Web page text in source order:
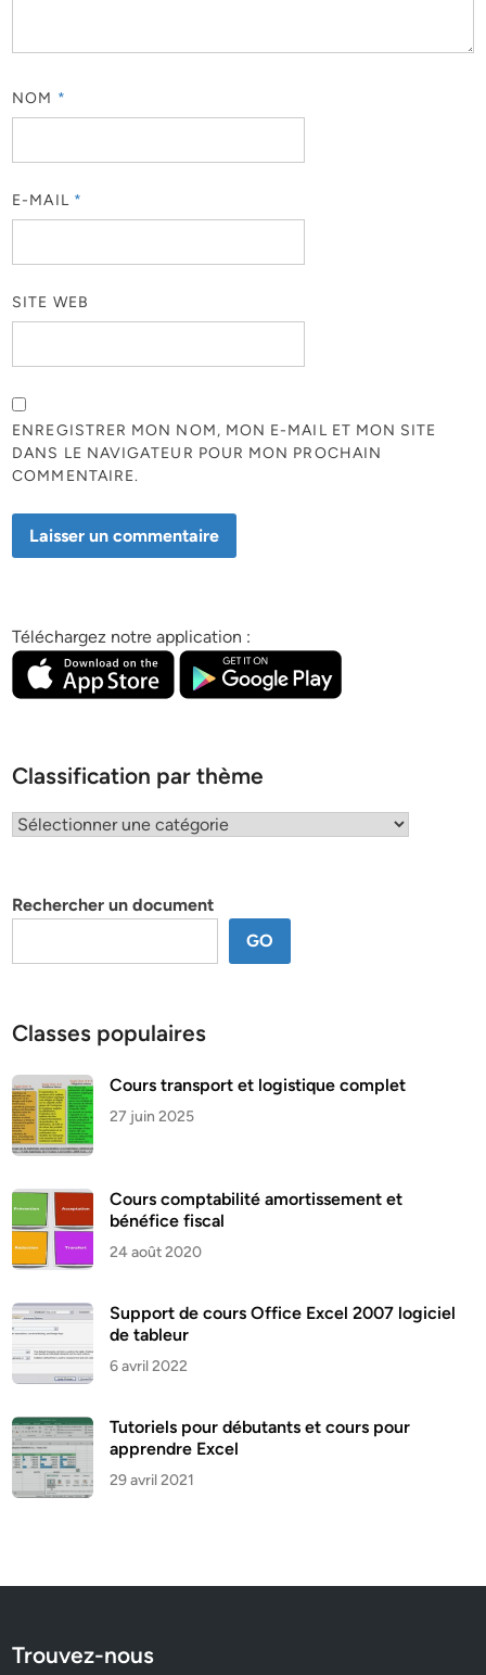
NOM *
E-MAIL *
SITE WEB
ENREGISTRER MON NOM, MON E-MAIL ET MON SITE
DANS LE NAVIGATEUR POUR MON PROCHAIN
COMMENTAIRE.
Téléchargez notre application :
Classification par thème
Classification
Rechercher un document
GO
Classes populaires
Cours transport et logistique complet
27 juin 2025
Cours comptabilité amortissement et
bénéfice fiscal
24 août 2020
Support de cours Office Excel 2007 logiciel
de tableur
6 avril 2022
Tutoriels pour débutants et cours pour
apprendre Excel
29 avril 2021
Trouvez-nous